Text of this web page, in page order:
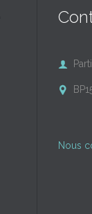


Nous